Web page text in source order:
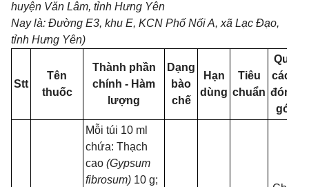
huyện Văn Lâm, tỉnh Hưng Yên
Nay là: Đường E3, khu E, KCN Phố Nối A, xã Lạc Đạo,
tỉnh Hưng Yên)
Stt
Tên
thuốc
Thành phần
chính - Hàm
lượng
Dạng
bào
chế
Hạn
dùng
Tiêu
chuẩn
Quy
cách
đóng
gói
Mỗi túi 10 ml
chứa: Thạch
cao (Gypsum
fibrosum) 10 g;